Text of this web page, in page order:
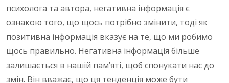
психолога та автора, негативна інформація є
ознакою того, що щось потрібно змінити, тоді як
позитивна інформація вказує на те, що ми робимо
щось правильно. Негативна інформація більше
залишається в нашій пам’яті, щоб спонукати нас до
змін. Він вважає, що ця тенденція може бути